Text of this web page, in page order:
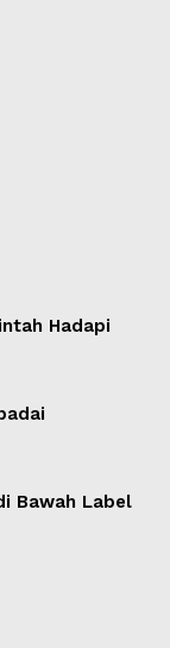
Hadapi
Bawah Label